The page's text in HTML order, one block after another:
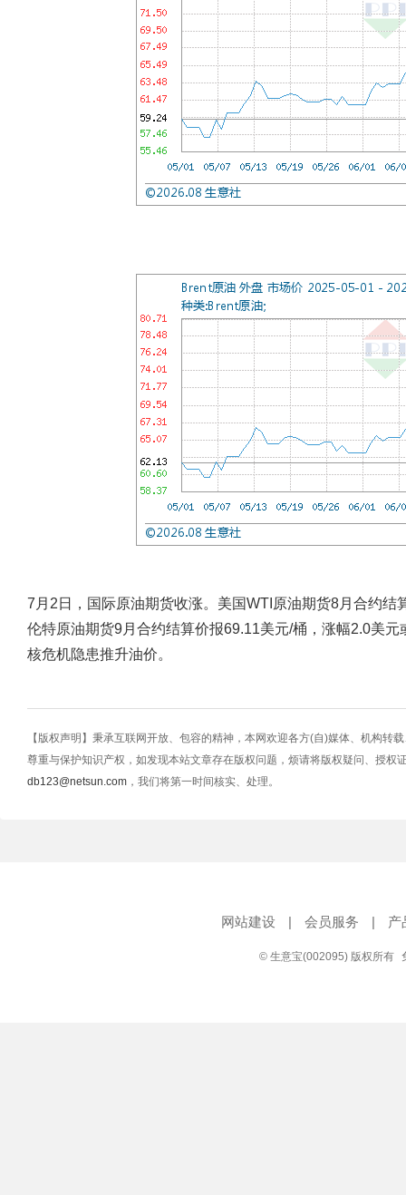
7月2日，国际原油期货收涨。美国WTI原油期货8月合约结
伦特原油期货9月合约结算价报69.11美元/桶，涨幅2.0美
核危机隐患推升油价。
【版权声明】秉承互联网开放、包容的精神，本网欢迎各方(自)媒体、机构转
尊重与保护知识产权，如发现本站文章存在版权问题，烦请将版权疑问、授权
db123@netsun.com ，我们将第一时间核实、处理。
网站建设 | 会员服务 | 产
© 生意宝(002095) 版权所有